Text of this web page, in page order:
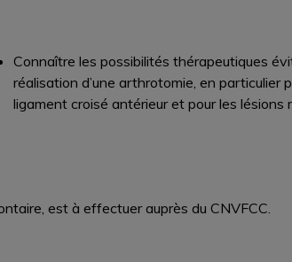
Connaître les possibilités thérapeutiques
réalisation d’une arthrotomie, en particulier
ligament croisé antérieur et pour les lésions
est à effectuer auprès du CNVFCC.